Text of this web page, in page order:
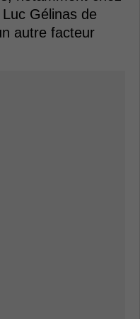
Gélinas de
autre facteur